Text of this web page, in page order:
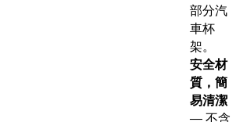
部分汽
車杯
架。
安全材
質，簡
易清潔
— 不含